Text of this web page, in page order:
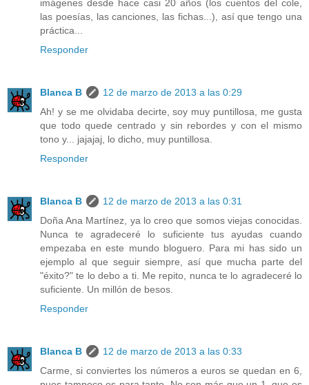
imágenes desde hace casi 20 años (los cuentos del cole,
las poesías, las canciones, las fichas...), así que tengo una
práctica...
Responder
Blanca B
12 de marzo de 2013 a las 0:29
Ah! y se me olvidaba decirte, soy muy puntillosa, me gusta
que todo quede centrado y sin rebordes y con el mismo
tono y... jajajaj, lo dicho, muy puntillosa.
Responder
Blanca B
12 de marzo de 2013 a las 0:31
Doña Ana Martínez, ya lo creo que somos viejas conocidas.
Nunca te agradeceré lo suficiente tus ayudas cuando
empezaba en este mundo bloguero. Para mi has sido un
ejemplo al que seguir siempre, así que mucha parte del
"éxito?" te lo debo a ti. Me repito, nunca te lo agradeceré lo
suficiente. Un millón de besos.
Responder
Blanca B
12 de marzo de 2013 a las 0:33
Carme, si conviertes los números a euros se quedan en 6,